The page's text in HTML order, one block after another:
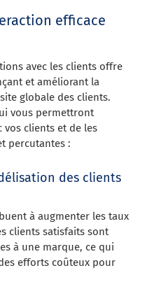
efficace
avec les clients offre
et améliorant la
globale des clients.
vous permettront
vos clients et de les
percutantes :
des clients
à augmenter les taux
clients satisfaits sont
à une marque, ce qui
efforts coûteux pour